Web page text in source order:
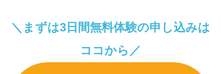
＼まずは3日間無料体験の申し込みは
ココから／